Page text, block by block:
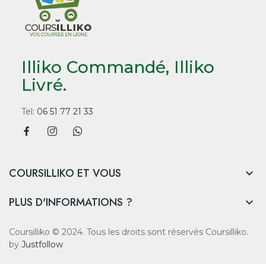
Illiko Commandé, Illiko
Livré.
Tel: 06 51 77 21 33
COURSILLIKO ET VOUS 
PLUS D'INFORMATIONS ? 
Coursilliko © 2024. Tous les droits sont réservés Coursilliko.
by Justfollow